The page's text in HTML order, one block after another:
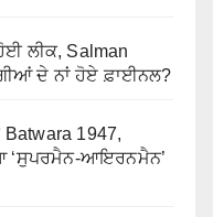
ਲੀਕ, Salman
ਦੇ ਨਾਂ ਹੋਏ ਫ਼ਾਈਨਲ?
Batwara 1947,
‘ਸੁਪਰਮੈਨ-ਆਇਰਨਮੈਨ’